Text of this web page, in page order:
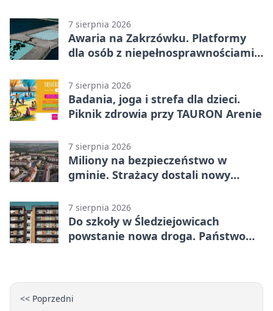
7 sierpnia 2026
Awaria na Zakrzówku. Platformy
dla osób z niepełnosprawnościami
7 sierpnia 2026
Badania, joga i strefa dla dzieci.
Piknik zdrowia przy TAURON Arenie
7 sierpnia 2026
Miliony na bezpieczeństwo w
gminie. Strażacy dostali nowy
7 sierpnia 2026
Do szkoły w Śledziejowicach
powstanie nowa droga. Państwo
<< Poprzedni